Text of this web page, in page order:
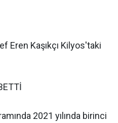
Eren Kaşıkçı Kilyos'taki
2021 yılında birinci